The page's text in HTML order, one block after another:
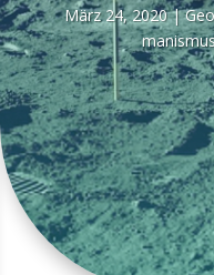
März 24, 2020|